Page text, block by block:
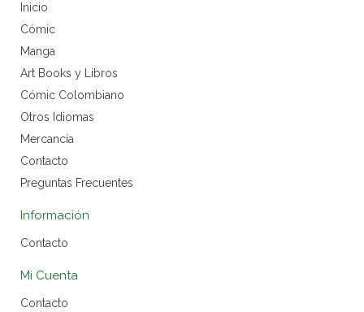
Inicio
Cómic
Manga
Art Books y Libros
Cómic Colombiano
Otros Idiomas
Mercancía
Contacto
Preguntas Frecuentes
Información
Contacto
Mi Cuenta
Contacto